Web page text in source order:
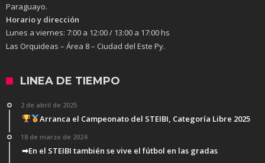
Paraguayo.
Horario y dirección
Lunes a viernes: 7:00 a 12:00 / 13:00 a 17:00 hs
Las Orquideas – Área 8 – Ciudad del Este Py.
LINEA DE TIEMPO
2 de abril de 2025
Arranca el Campeonato del STEIBI, Categoría Libre 2025
18 de marzo de 2024
➡En el STEIBI también se vive el fútbol en las gradas